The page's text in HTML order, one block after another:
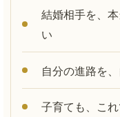
結婚相手を、
い
自分の進路を
子育ても、こ